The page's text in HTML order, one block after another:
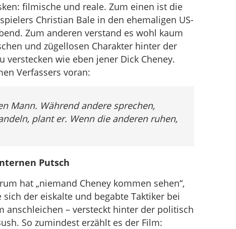
filmische und reale. Zum einen ist die
Christian Bale in den ehemaligen US-
Zum anderen verstand es wohl kaum
und zügellosen Charakter hinter der
verstecken wie eben jener Dick Cheney.
Verfassers voran:
Mann. Während andere sprechen,
plant er. Wenn die anderen ruhen,
Putsch
hat „niemand Cheney kommen sehen“,
der eiskalte und begabte Taktiker bei
anschleichen – versteckt hinter der politisch
So zumindest erzählt es der Film: